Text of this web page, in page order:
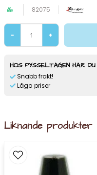
82075
- +
HOS PYSSELTAGEN HAR
Snabb frakt!
Låga priser
Liknande produkter